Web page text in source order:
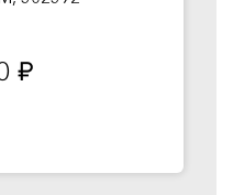
руб.